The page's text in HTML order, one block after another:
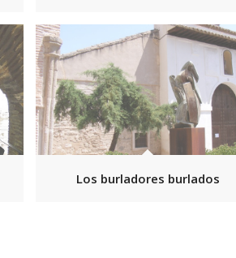
Los burladores burlados